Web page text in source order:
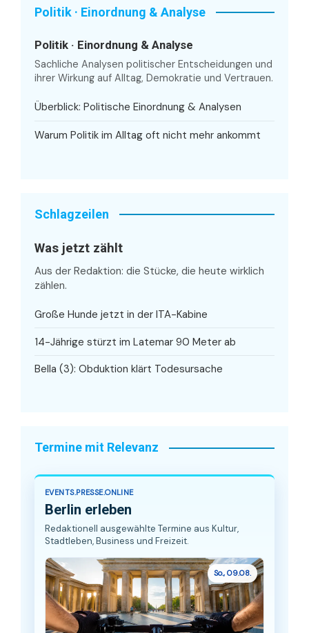
Politik · Einordnung & Analyse
Politik · Einordnung & Analyse
Sachliche Analysen politischer Entscheidungen und
ihrer Wirkung auf Alltag, Demokratie und Vertrauen.
Überblick: Politische Einordnung & Analysen
Warum Politik im Alltag oft nicht mehr ankommt
Schlagzeilen
Was jetzt zählt
Aus der Redaktion: die Stücke, die heute wirklich
zählen.
Große Hunde jetzt in der ITA-Kabine
14-Jährige stürzt im Latemar 90 Meter ab
Bella (3): Obduktion klärt Todesursache
Termine mit Relevanz
EVENTS.PRESSE.ONLINE
Berlin erleben
Redaktionell ausgewählte Termine aus Kultur,
Stadtleben, Business und Freizeit.
So., 09.08.